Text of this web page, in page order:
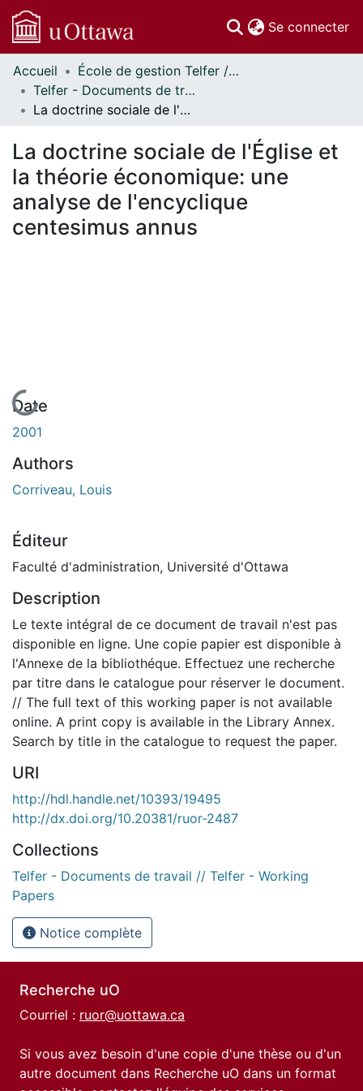
Se connecter
Communautés
et collections
Parcourir
À propos
Accueil
École de gestion Telfer // Telfer School of Management
Telfer - Documents de travail // Telfer - Working Papers
La doctrine sociale de l'Église et la théorie économique: une analyse de l'encyclique centesimus annus
La doctrine sociale de l'Église et
la théorie économique: une
analyse de l'encyclique
centesimus annus
En cours de chargement...
Date
2001
Authors
Corriveau, Louis
Éditeur
Faculté d'administration, Université d'Ottawa
Description
Le texte intégral de ce document de travail n'est pas
disponible en ligne. Une copie papier est disponible à
l'Annexe de la bibliothéque. Effectuez une recherche
par titre dans le catalogue pour réserver le document.
// The full text of this working paper is not available
online. A print copy is available in the Library Annex.
Search by title in the catalogue to request the paper.
URI
http://hdl.handle.net/10393/19495
http://dx.doi.org/10.20381/ruor-2487
Collections
Telfer - Documents de travail // Telfer - Working
Papers
Notice complète
Recherche uO
Courriel : ruor@uottawa.ca
Si vous avez besoin d'une copie d'une thèse ou d'un
autre document dans Recherche uO dans un format